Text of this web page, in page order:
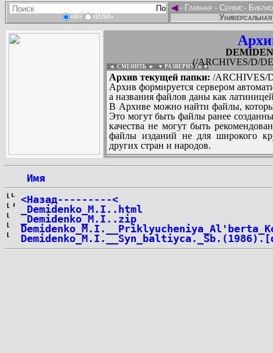
«И» «ИЛИ»
◄- Главная - Сервис-
(/ARCHIVES/D/
◄ СМЕНИТЬ ► ▼ РАЗВЕРНУТЬ ▼
Архив текущей папки: /ARCHIVES/
Архив формируется сервером
а названия файлов даны как
В Архиве можно найти файлы,
Это могут быть файлы ранее
качества не могут быть
файлы изданий не для широкого
других стран и народов.
Имя
<Назад---------<
_Demidenko_M.I..html
_Demidenko_M.I..zip